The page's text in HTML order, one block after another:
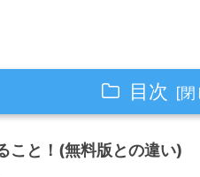
目次
こと！(無料版との違い)